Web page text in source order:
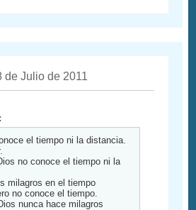
de Julio de 2011
el tiempo ni la distancia.
no conoce el tiempo ni la
milagros en el tiempo
no conoce el tiempo.
nunca hace milagros